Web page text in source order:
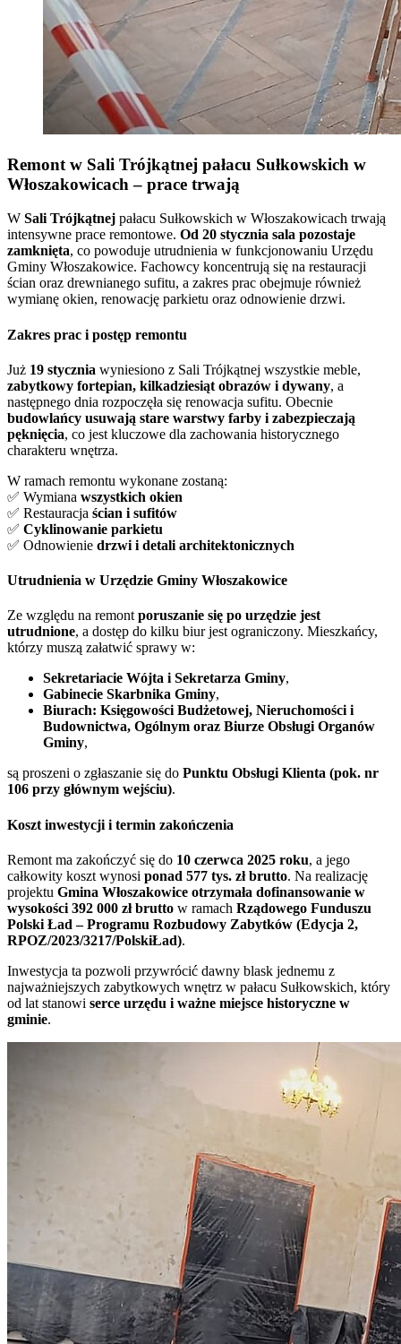
Remont w Sali Trójkątnej pałacu Sułkowskich w
Włoszakowicach – prace trwają
W Sali Trójkątnej pałacu Sułkowskich w Włoszakowicach trwają
intensywne prace remontowe. Od 20 stycznia sala pozostaje
zamknięta, co powoduje utrudnienia w funkcjonowaniu Urzędu
Gminy Włoszakowice. Fachowcy koncentrują się na restauracji
ścian oraz drewnianego sufitu, a zakres prac obejmuje również
wymianę okien, renowację parkietu oraz odnowienie drzwi.
Zakres prac i postęp remontu
Już 19 stycznia wyniesiono z Sali Trójkątnej wszystkie meble,
zabytkowy fortepian, kilkadziesiąt obrazów i dywany, a
następnego dnia rozpoczęła się renowacja sufitu. Obecnie
budowlańcy usuwają stare warstwy farby i zabezpieczają
pęknięcia, co jest kluczowe dla zachowania historycznego
charakteru wnętrza.
W ramach remontu wykonane zostaną:
✅ Wymiana wszystkich okien
✅ Restauracja ścian i sufitów
✅ Cyklinowanie parkietu
✅ Odnowienie drzwi i detali architektonicznych
Utrudnienia w Urzędzie Gminy Włoszakowice
Ze względu na remont poruszanie się po urzędzie jest
utrudnione, a dostęp do kilku biur jest ograniczony. Mieszkańcy,
którzy muszą załatwić sprawy w:
Sekretariacie Wójta i Sekretarza Gminy,
Gabinecie Skarbnika Gminy,
Biurach: Księgowości Budżetowej, Nieruchomości i
Budownictwa, Ogólnym oraz Biurze Obsługi Organów
Gminy,
są proszeni o zgłaszanie się do Punktu Obsługi Klienta (pok. nr
106 przy głównym wejściu).
Koszt inwestycji i termin zakończenia
Remont ma zakończyć się do 10 czerwca 2025 roku, a jego
całkowity koszt wynosi ponad 577 tys. zł brutto. Na realizację
projektu Gmina Włoszakowice otrzymała dofinansowanie w
wysokości 392 000 zł brutto w ramach Rządowego Funduszu
Polski Ład – Programu Rozbudowy Zabytków (Edycja 2,
RPOZ/2023/3217/PolskiŁad).
Inwestycja ta pozwoli przywrócić dawny blask jednemu z
najważniejszych zabytkowych wnętrz w pałacu Sułkowskich, który
od lat stanowi serce urzędu i ważne miejsce historyczne w
gminie.